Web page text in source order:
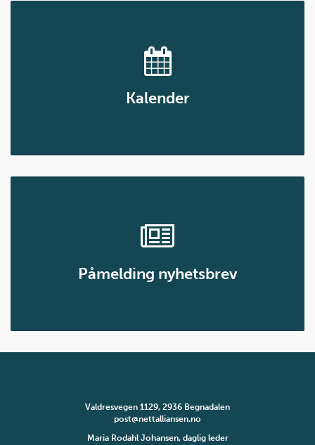
Kalender
Påmelding nyhetsbrev
Valdresvegen 1129, 2936 Begnadalen
post@nettalliansen.no
Maria Rodahl Johansen, daglig leder